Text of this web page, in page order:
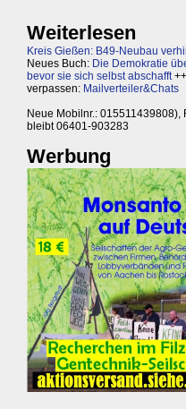
Weiterlesen
Kreis Gießen: B49-Neubau
Neues Buch: Die Demokratie
bevor sie sich selbst abschafft
verpassen: Mailverteiler&Chats
Neue Mobilnr.: 015511439808),
bleibt 06401-903283
Werbung